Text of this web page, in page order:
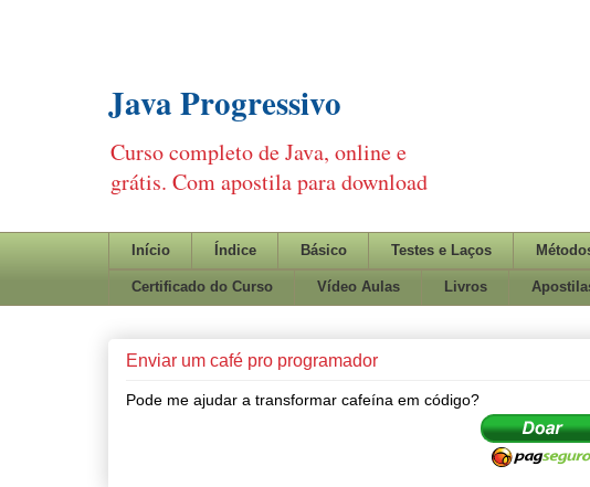
Java Progressivo
Curso completo de Java, online e
grátis. Com apostila para download
Início Índice Básico Testes e Laços
Certificado do Curso Vídeo Aulas Livros
Enviar um café pro programador
Pode me ajudar a transformar cafeína em código?